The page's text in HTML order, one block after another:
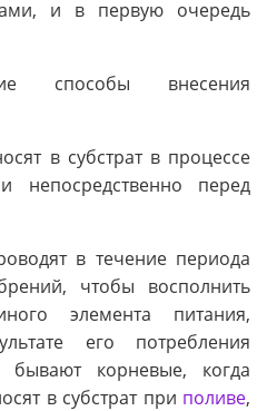
и в первую очередь
способы внесения
в субстрат в процессе
непосредственно перед
в течение периода
чтобы восполнить
элемента питания,
его потребления
бывают корневые, когда
в субстрат при поливе,